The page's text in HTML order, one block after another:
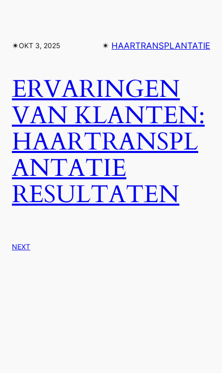
✴︎OKT 3, 2025 ✴︎ HAARTRANSPLANTATIE
ERVARINGEN
VAN KLANTEN:
HAARTRANSPL
ANTATIE
RESULTATEN
NEXT